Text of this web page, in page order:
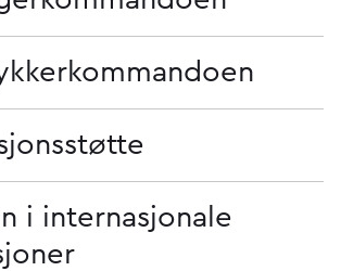
i internasjonale